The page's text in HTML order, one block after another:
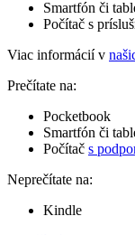
Smartfón či
Počítač s
Viac informácií v
Prečítate na:
Pocketbook
Smartfón či
Počítač s
Neprečítate na:
Kindle